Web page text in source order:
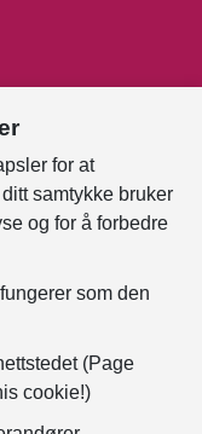
for at
samtykke bruker
og for å forbedre
som den
(Page
cookie!)